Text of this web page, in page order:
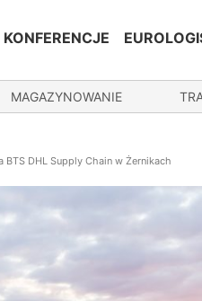
KONFERENCJE
MAGAZYNOWANIE
BTS DHL Supply Chain w Żernikach